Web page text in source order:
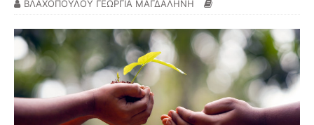
ΒΛΑΧΟΠΟΥΛΟΥ ΓΕΩΡΓΙΑ ΜΑΓΔΑΛΗΝΗ